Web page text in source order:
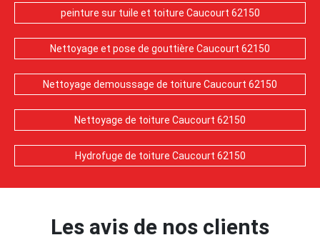
peinture sur tuile et toiture Caucourt 62150
Nettoyage et pose de gouttière Caucourt 62150
Nettoyage demoussage de toiture Caucourt 62150
Nettoyage de toiture Caucourt 62150
Hydrofuge de toiture Caucourt 62150
Les avis de nos clients